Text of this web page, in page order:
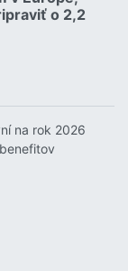
o 2,2
na rok 2026